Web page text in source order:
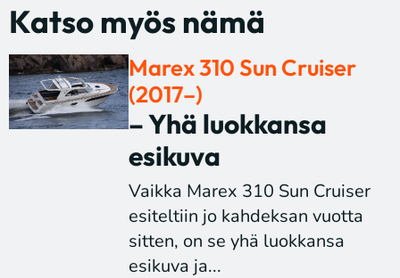
Katso myös nämä
Marex 310 Sun Cruiser
(2017–)
– Yhä luokkansa
esikuva
Vaikka Marex 310 Sun Cruiser
esiteltiin jo kahdeksan vuotta
sitten, on se yhä luokkansa
esikuva ja...